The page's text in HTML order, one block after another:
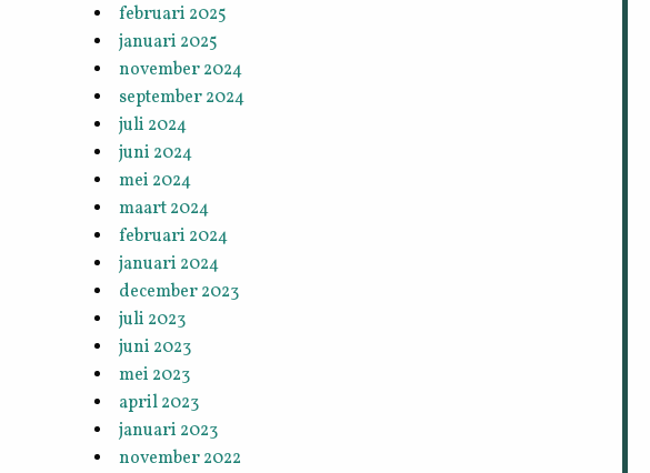
februari 2025
januari 2025
november 2024
september 2024
juli 2024
juni 2024
mei 2024
maart 2024
februari 2024
januari 2024
december 2023
juli 2023
juni 2023
mei 2023
april 2023
januari 2023
november 2022